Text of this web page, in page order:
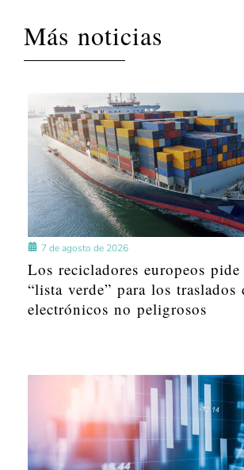
Más noticias
7 de agosto de 2026
Los recicladores europeos
“lista verde” para los traslados
electrónicos no peligrosos